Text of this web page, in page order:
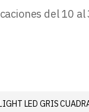
del 10
LED GRIS